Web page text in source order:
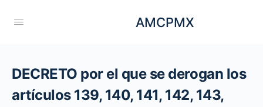
AMCPMX
DECRETO por el que se derogan los
artículos 139, 140, 141, 142, 143,